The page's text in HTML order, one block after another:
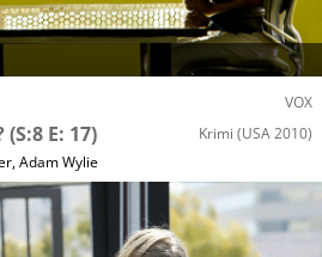
VOX
(S:8 E: 17) Krimi (USA 2010)
,Adam Wylie